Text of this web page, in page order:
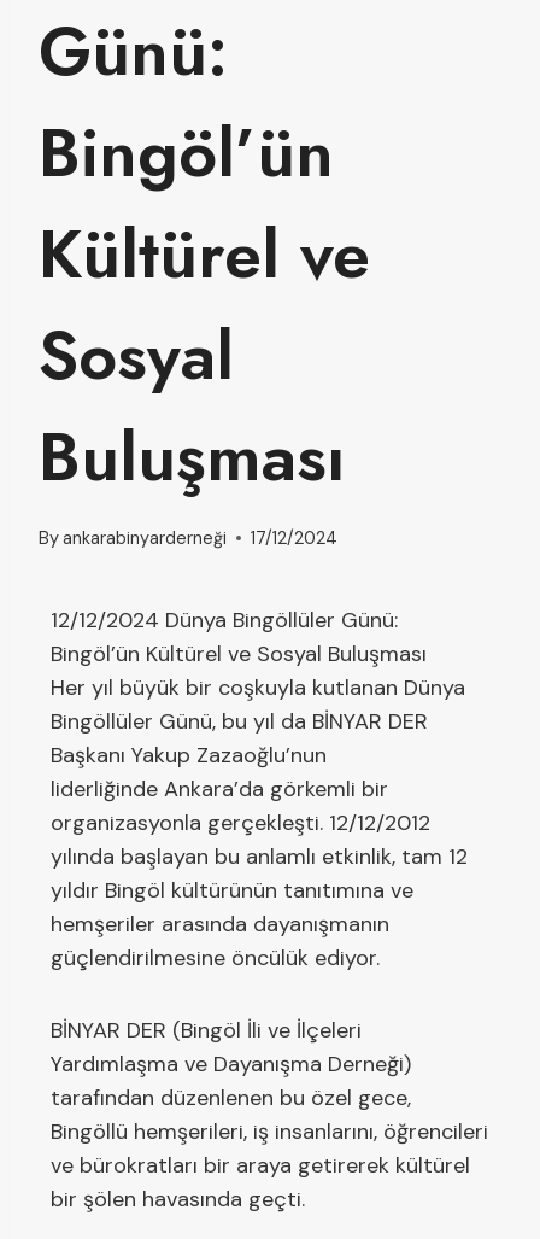
Günü:
Bingöl’ün
Kültürel ve
Sosyal
Buluşması
Byankarabinyarderneği 17/12/2024
12/12/2024 Dünya Bingöllüler Günü:
Bingöl’ün Kültürel ve Sosyal Buluşması
Her yıl büyük bir coşkuyla kutlanan Dünya
Bingöllüler Günü, bu yıl da BİNYAR DER
Başkanı Yakup Zazaoğlu’nun
liderliğinde Ankara’da görkemli bir
organizasyonla gerçekleşti. 12/12/2012
yılında başlayan bu anlamlı etkinlik, tam 12
yıldır Bingöl kültürünün tanıtımına ve
hemşeriler arasında dayanışmanın
güçlendirilmesine öncülük ediyor.
BİNYAR DER (Bingöl İli ve İlçeleri
Yardımlaşma ve Dayanışma Derneği)
tarafından düzenlenen bu özel gece,
Bingöllü hemşerileri, iş insanlarını, öğrencileri
ve bürokratları bir araya getirerek kültürel
bir şölen havasında geçti.